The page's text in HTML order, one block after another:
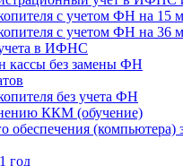
с учетом ФН на 15
с учетом ФН на 36
в ИФНС
кассы без замены ФН
без учета ФН
ККМ (обучение)
обеспечения (компьютера)
год